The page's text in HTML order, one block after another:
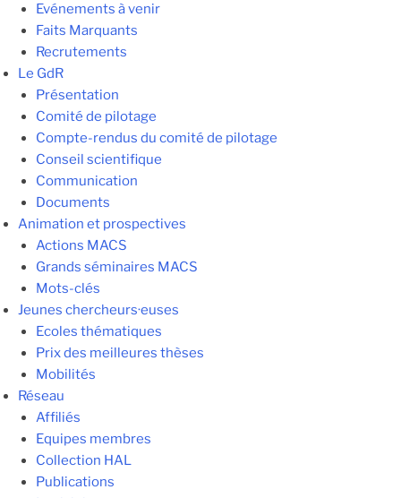
Evénements à venir
Faits Marquants
Recrutements
Le GdR
Présentation
Comité de pilotage
Compte-rendus du comité de pilotage
Conseil scientifique
Communication
Documents
Animation et prospectives
Actions MACS
Grands séminaires MACS
Mots-clés
Jeunes chercheurs·euses
Ecoles thématiques
Prix des meilleures thèses
Mobilités
Réseau
Affiliés
Equipes membres
Collection HAL
Publications